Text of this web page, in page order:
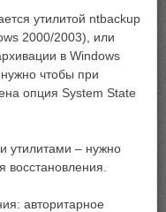
утилитой ntbackup
2000/2003), или
в Windows
чтобы при
опция System State
утилитами – нужно
восстановления.
авторитарное